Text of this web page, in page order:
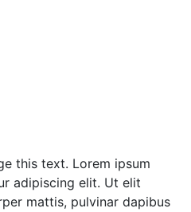
this text. Lorem ipsum
adipiscing elit. Ut elit
mattis, pulvinar dapibus